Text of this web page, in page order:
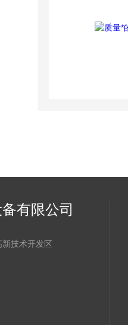
有限公司
技术开发区